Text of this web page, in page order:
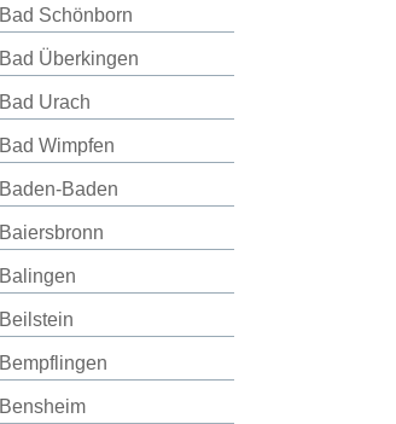
Bad Schönborn
Bad Überkingen
Bad Urach
Bad Wimpfen
Baden-Baden
Baiersbronn
Balingen
Beilstein
Bempflingen
Bensheim